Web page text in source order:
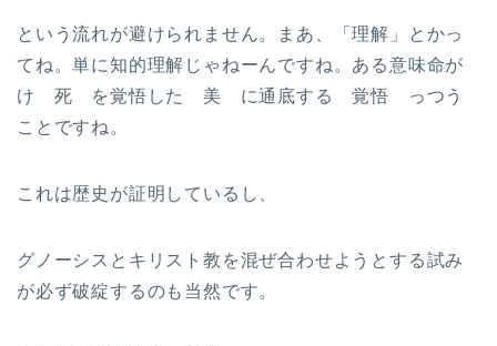
という流れが避けられません。まあ、「理解」とかっ
てね。単に知的理解じゃねーんですね。ある意味命が
け 死 を覚悟した 美 に通底する 覚悟 っつう
ことですね。
これは歴史が証明しているし、
グノーシスとキリスト教を混ぜ合わせようとする試み
が必ず破綻するのも当然です。